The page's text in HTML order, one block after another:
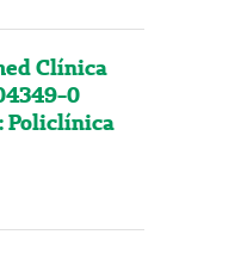
Clínica
0
Policlínica